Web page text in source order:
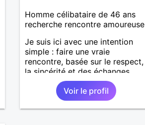
Homme célibataire de 46 ans
recherche rencontre amoureuse
Je suis ici avec une intention
simple : faire une vraie
rencontre, basée sur le respect,
la sincérité et des échanges
authentiques. Je ne cherche ni à
combler un vide, ni à jouer avec
les sentiments de qui que ce
soit. J'aimerais simplement
Voir le profil